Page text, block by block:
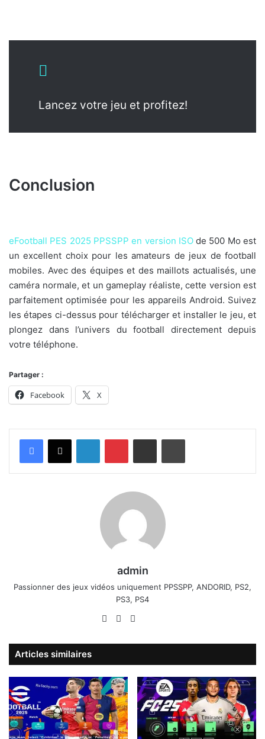
Lancez votre jeu et profitez!
Conclusion
eFootball PES 2025 PPSSPP en version ISOde 500 Mo est
un excellent choix pour les amateurs de jeux de football
mobiles. Avec des équipes et des maillots actualisés, une
caméra normale, et un gameplay réaliste, cette version est
parfaitement optimisée pour les appareils Android. Suivez
les étapes ci-dessus pour télécharger et installer le jeu, et
plongez dans l’univers du football directement depuis
votre téléphone.
Partager :
Facebook X
LinkedinPinterestPartager par email Imprimer
admin
Passionner des jeux vidéos uniquement PPSSPP, ANDORID, PS2,
PS3, PS4
WebsiteFacebook
Articles similaires